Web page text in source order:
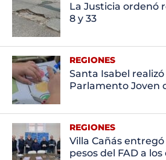
La Justicia ordenó
8 y 33
REGIONES
Santa Isabel
Parlamento Joven
REGIONES
Villa Cañás
pesos del FAD a los